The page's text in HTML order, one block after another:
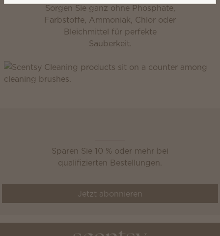
Sorgen Sie ganz ohne Phosphate,
Farbstoffe, Ammoniak, Chlor oder
Bleichmittel für perfekte
Sauberkeit.
Sparen Sie 10 % oder mehr bei
qualifizierten Bestellungen.
Jetzt abonnieren